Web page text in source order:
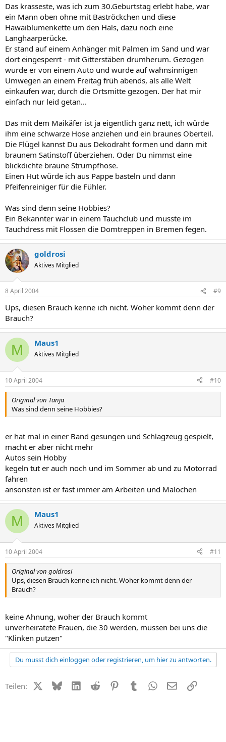
Das krasseste, was ich zum 30.Geburtstag erlebt habe, war
ein Mann oben ohne mit Baströckchen und diese
Hawaiblumenkette um den Hals, dazu noch eine
Langhaarperücke.
Er stand auf einem Anhänger mit Palmen im Sand und war
dort eingesperrt - mit Gitterstäben drumherum. Gezogen
wurde er von einem Auto und wurde auf wahnsinnigen
Umwegen an einem Freitag früh abends, als alle Welt
einkaufen war, durch die Ortsmitte gezogen. Der hat mir
einfach nur leid getan...
Das mit dem Maikäfer ist ja eigentlich ganz nett, ich würde
ihm eine schwarze Hose anziehen und ein braunes Oberteil.
Die Flügel kannst Du aus Dekodraht formen und dann mit
braunem Satinstoff überziehen. Oder Du nimmst eine
blickdichte braune Strumpfhose.
Einen Hut würde ich aus Pappe basteln und dann
Pfeifenreiniger für die Fühler.
Was sind denn seine Hobbies?
Ein Bekannter war in einem Tauchclub und musste im
Tauchdress mit Flossen die Domtreppen in Bremen fegen.
goldrosi
Aktives Mitglied
8 April 2004 #9
Ups, diesen Brauch kenne ich nicht. Woher kommt denn der
Brauch?
M Maus1
Aktives Mitglied
10 April 2004 #10
Original von Tanja
Was sind denn seine Hobbies?
er hat mal in einer Band gesungen und Schlagzeug gespielt,
macht er aber nicht mehr
Autos sein Hobby
kegeln tut er auch noch und im Sommer ab und zu Motorrad
fahren
ansonsten ist er fast immer am Arbeiten und Malochen
M Maus1
Aktives Mitglied
10 April 2004 #11
Original von goldrosi
Ups, diesen Brauch kenne ich nicht. Woher kommt denn der
Brauch?
keine Ahnung, woher der Brauch kommt
unverheiratete Frauen, die 30 werden, müssen bei uns die
"Klinken putzen"
Du musst dich einloggen oder registrieren, um hier zu antworten.
Teilen: X (Twitter)
BlueskyLinkedIn
Reddit PinterestTumblr WhatsApp
E-MailLink